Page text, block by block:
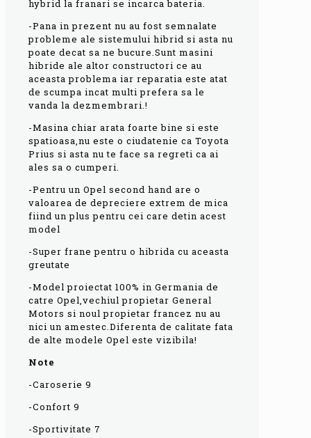
hybrid la franari se incarca bateria.
-Pana in prezent nu au fost semnalate
probleme ale sistemului hibrid si asta nu
poate decat sa ne bucure.Sunt masini
hibride ale altor constructori ce au
aceasta problema iar reparatia este atat
de scumpa incat multi prefera sa le
vanda la dezmembrari.!
-Masina chiar arata foarte bine si este
spatioasa,nu este o ciudatenie ca Toyota
Prius si asta nu te face sa regreti ca ai
ales sa o cumperi.
-Pentru un Opel second hand are o
valoarea de depreciere extrem de mica
fiind un plus pentru cei care detin acest
model
-Super frane pentru o hibrida cu aceasta
greutate
-Model proiectat 100% in Germania de
catre Opel,vechiul propietar General
Motors si noul propietar francez nu au
nici un amestec.Diferenta de calitate fata
de alte modele Opel este vizibila!
Note
-Caroserie 9
-Confort 9
-Sportivitate 7